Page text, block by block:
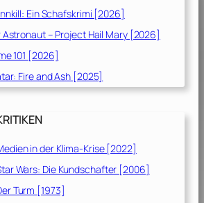
Ein Schafskrimi [2026]
Astronaut – Project Hail Mary [2026]
101 [2026]
Fire and Ash [2025]
in der Klima-Krise [2022]
Wars: Die Kundschafter [2006]
Turm [1973]